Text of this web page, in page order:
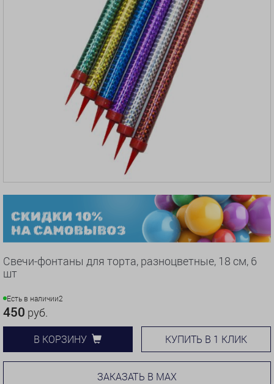
Свечи-фонтаны для торта, разноцветные, 18 см, 6
шт
Есть в наличии2
450 руб.
В КОРЗИНУ КУПИТЬ В 1 КЛИК
ЗАКАЗАТЬ В MAX